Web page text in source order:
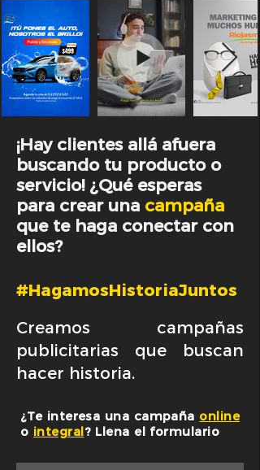
¡Hay clientes allá afuera
buscando tu producto o
servicio! ¿Qué esperas
para crear una campaña
que te haga conectar con
ellos?
#HagamosHistoriaJuntos
Creamos campañas
publicitarias que buscan
hacer historia.
¿Te interesa una campaña online
o integral? Llena el formulario